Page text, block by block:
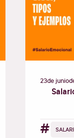
23dejunio
#